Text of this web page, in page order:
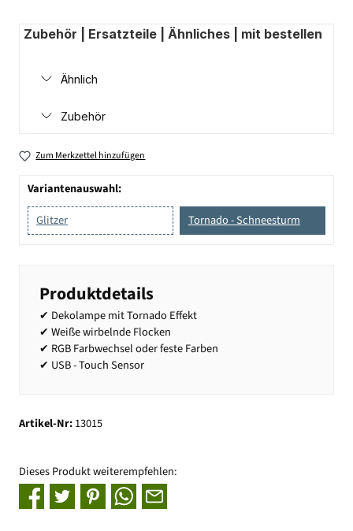
Zubehör | Ersatzteile | Ähnliches | mit bestellen
Ähnlich
Zubehör
Zum Merkzettel hinzufügen
Variantenauswahl:
Glitzer
Tornado - Schneesturm
Produktdetails
✔ Dekolampe mit Tornado Effekt
✔ Weiße wirbelnde Flocken
✔ RGB Farbwechsel oder feste Farben
✔ USB - Touch Sensor
Artikel-Nr:13015
Dieses Produkt weiterempfehlen: